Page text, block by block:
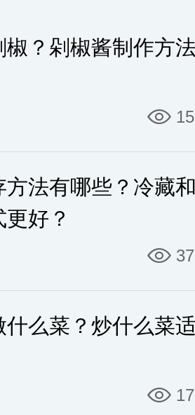
椒？剁椒酱制作方
方法有哪些？冷藏
好？
什么菜？炒什么菜